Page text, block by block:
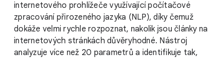
internetového prohlížeče využívající počítačové
zpracování přirozeného jazyka (NLP), díky čemuž
dokáže velmi rychle rozpoznat, nakolik jsou články na
internetových stránkách důvěryhodné. Nástroj
analyzuje více než 20 parametrů a identifikuje tak,